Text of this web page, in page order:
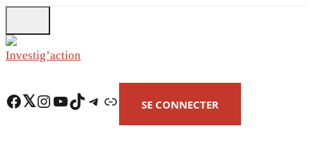
to
main
Facebook Twitter Instagram YouTube TikTok Telegram Lien SE CONNECTER